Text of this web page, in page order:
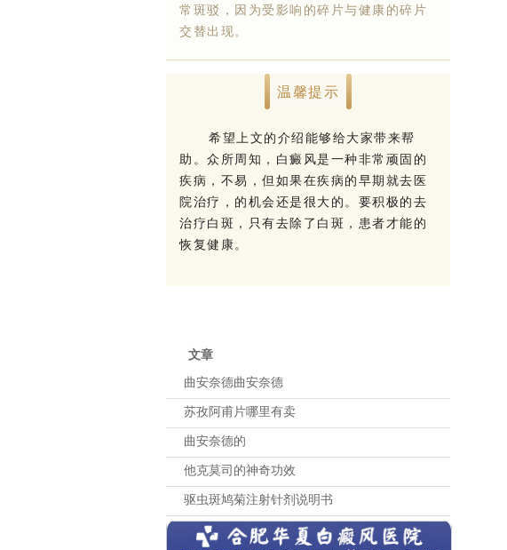
常斑驳，因为受影响的碎片与健康的碎片
交替出现。
温馨提示
希望上文的介绍能够给大家带来帮
助。众所周知，白癜风是一种非常顽固的
疾病，不易，但如果在疾病的早期就去医
院治疗，的机会还是很大的。要积极的去
治疗白斑，只有去除了白斑，患者才能的
恢复健康。
文章
曲安奈德曲安奈德
苏孜阿甫片哪里有卖
曲安奈德的
他克莫司的神奇功效
驱虫斑鸠菊注射针剂说明书